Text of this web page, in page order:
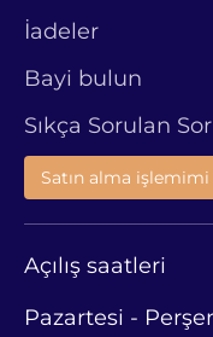
İadeler
Bayi bulun
Sıkça Sorulan
Satın alma
Açılış saatleri
Pazartesi -